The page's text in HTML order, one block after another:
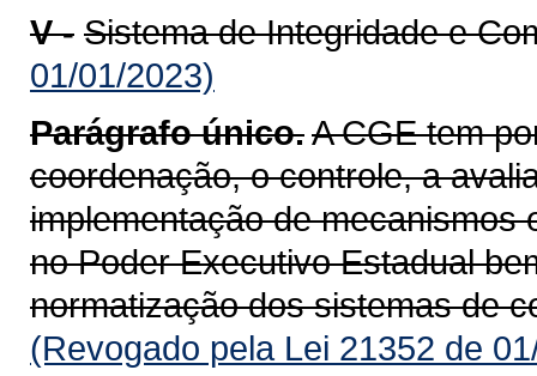
V - Sistema de Integridade e
01/01/2023)
Parágrafo único.A CGE tem
coordenação, o controle, a
implementação de
no Poder Executivo Estadual
normatização dos sistemas de
(Revogado pela Lei 21352 de